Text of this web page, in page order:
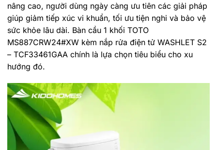
nâng cao, người dùng ngày càng ưu tiên các giải pháp
giúp giảm tiếp xúc vi khuẩn, tối ưu tiện nghi và bảo vệ
sức khỏe lâu dài. Bàn cầu 1 khối TOTO
MS887CRW24#XW kèm nắp rửa điện tử WASHLET S2
– TCF33461GAA chính là lựa chọn tiêu biểu cho xu
hướng đó.